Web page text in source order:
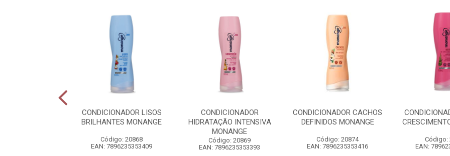
CONDICIONADOR LISOS
BRILHANTES MONANGE
Código: 20868
EAN: 7896235353409
CONDICIONADOR
HIDRATAÇÃO INTENSIVA
MONANGE
Código: 20869
EAN: 7896235353393
CONDICIONADOR CACHOS
DEFINIDOS MONANGE
Código: 20874
EAN: 7896235353416
Código:
EAN: